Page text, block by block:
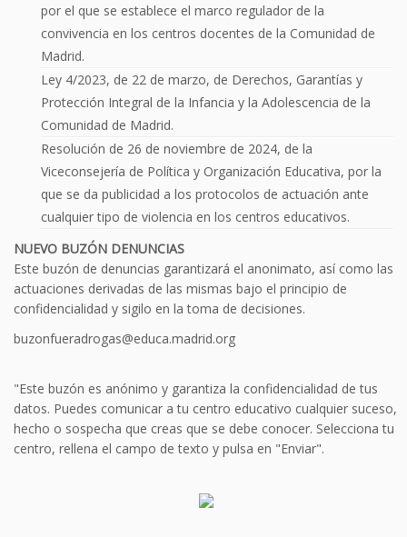
por el que se establece el marco regulador de la
convivencia en los centros docentes de la Comunidad de
Madrid.
Ley 4/2023, de 22 de marzo, de Derechos, Garantías y
Protección Integral de la Infancia y la Adolescencia de la
Comunidad de Madrid.
Resolución de 26 de noviembre de 2024, de la
Viceconsejería de Política y Organización Educativa, por la
que se da publicidad a los protocolos de actuación ante
cualquier tipo de violencia en los centros educativos.
NUEVO BUZÓN DENUNCIAS
Este buzón de denuncias garantizará el anonimato, así como las
actuaciones derivadas de las mismas bajo el principio de
confidencialidad y sigilo en la toma de decisiones.
buzonfueradrogas@educa.madrid.org
"Este buzón es anónimo y garantiza la confidencialidad de tus
datos. Puedes comunicar a tu centro educativo cualquier suceso,
hecho o sospecha que creas que se debe conocer. Selecciona tu
centro, rellena el campo de texto y pulsa en "Enviar".